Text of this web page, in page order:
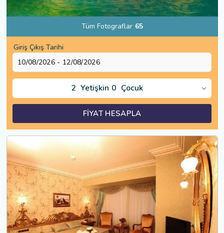
Tüm Fotograflar 65
Giriş Çıkış Tarihi
2 Yetişkin 0 Çocuk
FİYAT HESAPLA